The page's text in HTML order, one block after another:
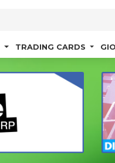
TRADING CARDS